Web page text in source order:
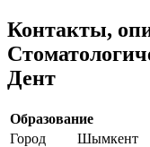
Контакты,
Дент
Образование
Город
Шымкент